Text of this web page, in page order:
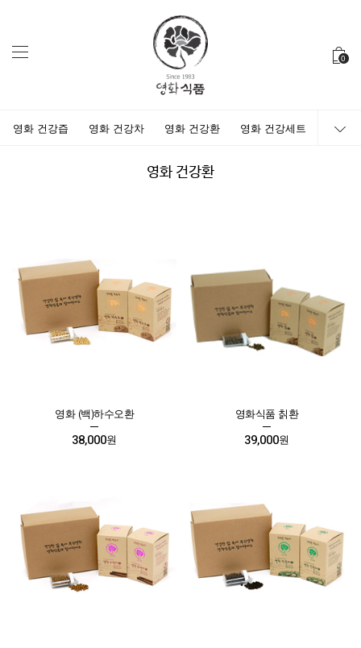
0
영화 건강즙 영화 건강차 영화 건강환 영화 건강세트
영화 건강환
영화 (백)하수오환
38,000원
영화식품 칡환
39,000원